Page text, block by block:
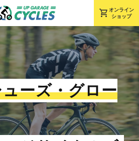
shopping_cart オンライン
ショップ
ーズ・グロー